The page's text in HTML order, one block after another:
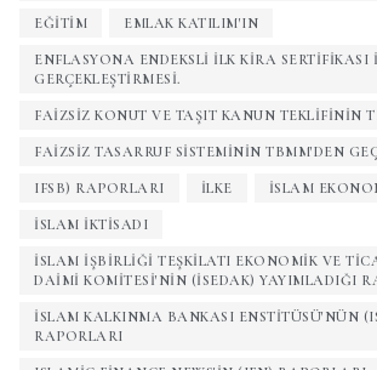
EĞITIM EMLAK KATILIM'IN
ENFLASYONA ENDEKSLI ILK KIRA
GERÇEKLEŞTIRMESI.
FAIZSIZ KONUT VE TAŞIT KANUN TEKLIFININ
FAIZSIZ TASARRUF SISTEMININ TBMM'DEN
IFSB) RAPORLARI ILKE ISLAM
ISLAM IKTISADI
İSLAM İŞBIRLIĞI TEŞKILATI EKONOMIK VE
DAIMI KOMITESI'NIN (İSEDAK) YAYIMLADIĞI
İSLAM KALKINMA BANKASI ENSTITÜSÜ'NÜN
RAPORLARI